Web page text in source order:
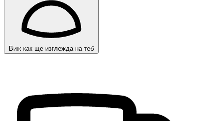
Виж как ще изглежда на теб